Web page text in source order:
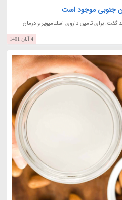
جنوبی موجود است
گفت: برای تامین داروی اسلتامیویر و درمان
4 آبان 1401